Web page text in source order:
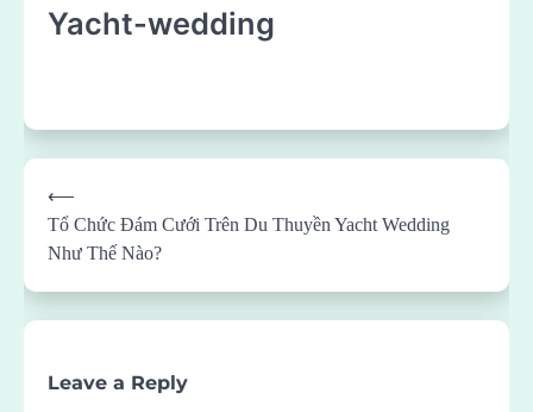
Yacht-wedding
Post
navigation
⟵
Tổ Chức Đám Cưới Trên Du Thuyền Yacht Wedding
Như Thế Nào?
Leave a Reply